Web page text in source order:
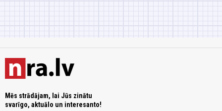
Mēs strādājam, lai Jūs zinātu
svarīgo, aktuālo un interesanto!